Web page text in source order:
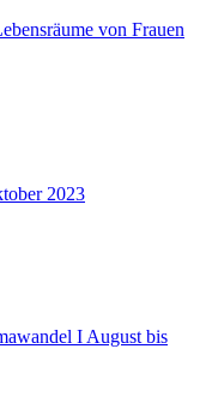
von Frauen
2023
I August bis